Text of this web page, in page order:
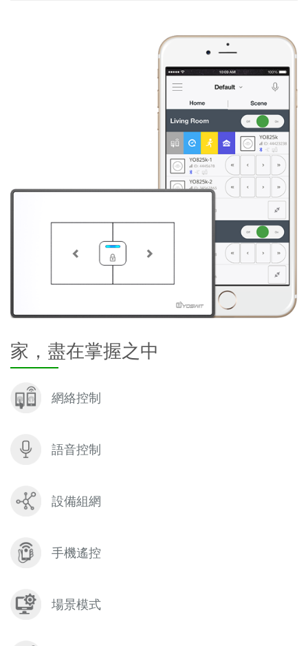
家，盡在掌握之中
網絡控制
語音控制
設備組網
手機遙控
場景模式